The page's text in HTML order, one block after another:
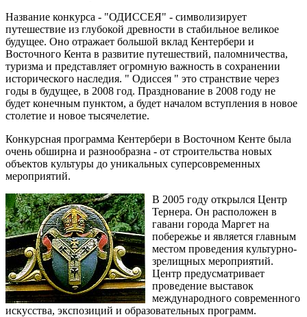
Название конкурса - "ОДИССЕЯ" - символизирует
путешествие из глубокой древности в стабильное великое
будущее. Оно отражает большой вклад Кентербери и
Восточного Кента в развитие путешествий, паломничества,
туризма и представляет огромную важность в сохранении
исторического наследия. " Одиссея " это странствие через
годы в будущее, в 2008 год. Празднование в 2008 году не
будет конечным пунктом, а будет началом вступления в новое
столетие и новое тысячелетие.
Конкурсная программа Кентербери в Восточном Кенте была
очень обширна и разнообразна - от строительства новых
объектов культуры до уникальных суперсовременных
мероприятий.
В 2005 году открылся Центр
Тернера. Он расположен в
гавани города Маргет на
побережье и является главным
местом проведения культурно-
зрелищных мероприятий.
Центр предусматривает
проведение выставок
международного современного
искусства, экспозиций и образовательных программ.